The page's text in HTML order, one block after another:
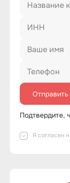
Подтвердите,
Я согласен